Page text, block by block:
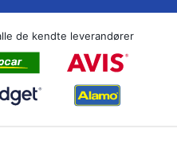
de kendte leverandører